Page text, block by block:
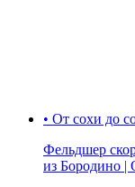
• От сохи до
Фельдшер
из Бородино |